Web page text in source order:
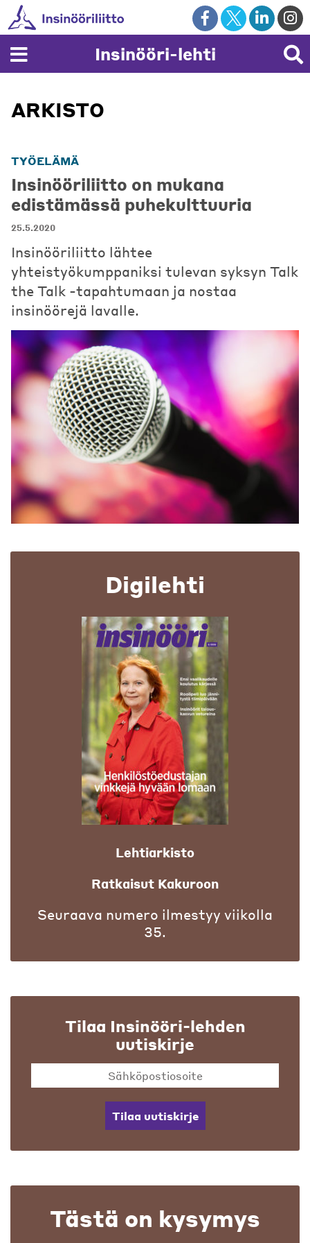
Skip
to
content
Insinööri-lehti
ARKISTO
TYÖELÄMÄ
Insinööriliitto on mukana
edistämässä puhekulttuuria
25.5.2020
Insinööriliitto lähtee
yhteistyökumppaniksi tulevan syksyn Talk
the Talk -tapahtumaan ja nostaa
insinöörejä lavalle.
Digilehti
Lehtiarkisto
Ratkaisut Kakuroon
Seuraava numero ilmestyy viikolla
35.
Tilaa Insinööri-lehden
uutiskirje
Tilaa uutiskirje
Tästä on kysymys